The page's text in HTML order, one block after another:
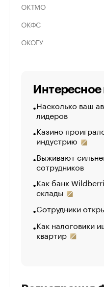
ОКТМО
ОКФС
ОКОГУ
Интересное
Насколько ваш
лидеров
Казино
индустрию
Выживают
сотрудников
Как банк
склады
Сотрудники
Как налоговики
квартир